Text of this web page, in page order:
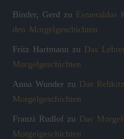
Binder, Gerd zu Esmeraldas
den Morgelgeschichten
Fritz Hartmann zu Das
Morgelgeschichten
Anna Wunder zu Das
Morgelgeschichten
Franzi Rudlof zu Das
Morgelgeschichten